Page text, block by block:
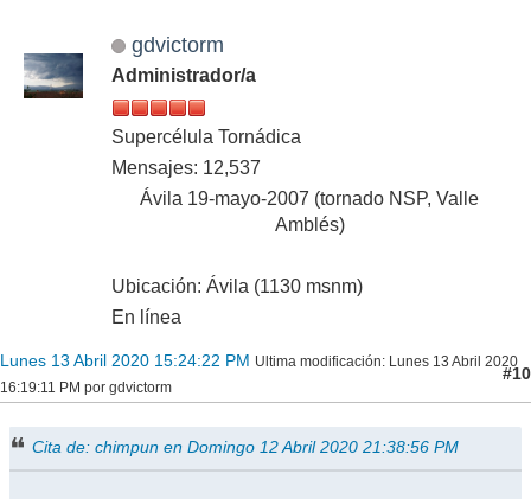
gdvictorm
Administrador/a
Supercélula Tornádica
Mensajes: 12,537
Ávila 19-mayo-2007 (tornado NSP, Valle
Amblés)
Ubicación: Ávila (1130 msnm)
En línea
Lunes 13 Abril 2020 15:24:22 PM Ultima modificación: Lunes 13 Abril 2020
16:19:11 PM por gdvictorm
#10
Cita de: chimpun en Domingo 12 Abril 2020 21:38:56 PM